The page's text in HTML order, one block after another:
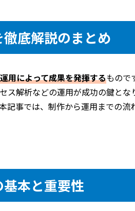
底解説のまとめ
用によって成果を発揮するもので
解析などの運用が成功の鍵とな
記事では、制作から運用までの
本と重要性